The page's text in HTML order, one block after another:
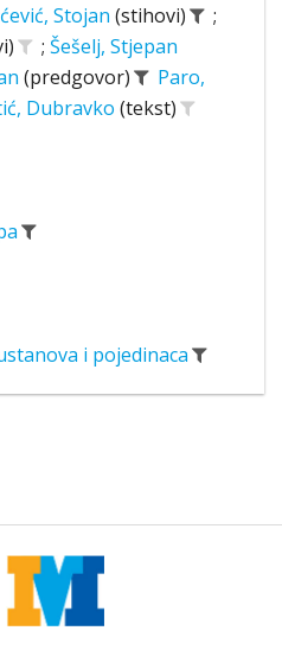
Stojan (stihovi)
;
; Šešelj, Stjepan
(predgovor)
Paro,
Dubravko (tekst)
i pojedinaca